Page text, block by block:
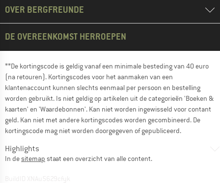
OVER BERGFREUNDE
DE OVEREENKOMST HERROEPEN
**De kortingscode is geldig vanaf een minimale besteding van 40 euro
(na retouren). Kortingscodes voor het aanmaken van een
klantenaccount kunnen slechts eenmaal per persoon en bestelling
worden gebruikt. Is niet geldig op artikelen uit de categorieën 'Boeken &
kaarten' en 'Waardebonnen'. Kan niet worden ingewisseld voor contant
geld. Kan niet met andere kortingscodes worden gecombineerd. De
kortingscode mag niet worden doorgegeven of gepubliceerd.
Highlights
In desitemap staat een overzicht van alle content.